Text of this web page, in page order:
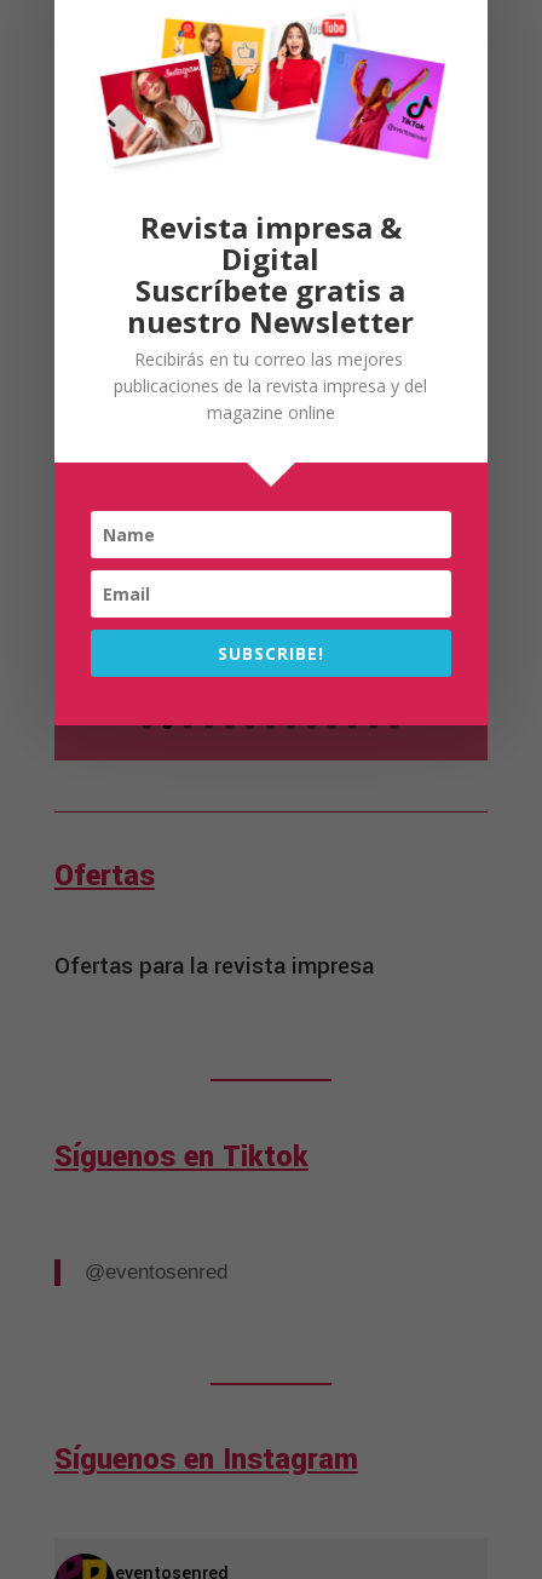
Ir
OFERTA
productos Ile España
Los mejores productos para
tus platos preferidos.
Ir
Ofertas
Ofertas para la revista impresa
Síguenos en Tiktok
@eventosenred
Síguenos en Instagram
eventosenred
Revista impresa &
Digital
Suscríbete gratis a
nuestro Newsletter
Recibirás en tu correo las mejores
publicaciones de la revista impresa y del
magazine online
SUBSCRIBE!